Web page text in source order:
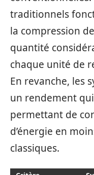
traditionnels
la compression
quantité
chaque unité de
En revanche, les
un rendement
permettant de
d’énergie en
classiques.